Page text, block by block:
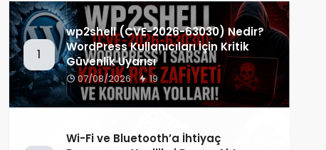
1
wp2shell (CVE-2026-63030) Nedir?
WordPress Kullanıcıları İçin Kritik
Güvenlik Uyarısı
07/08/2026 19
Wi-Fi ve Bluetooth’a İhtiyaç